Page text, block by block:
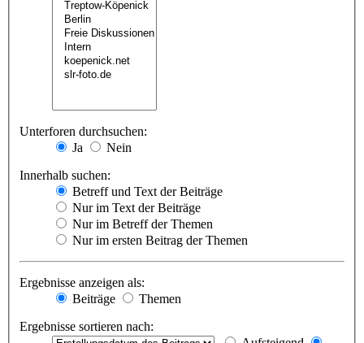
Unterforen durchsuchen:
Ja
Nein
Innerhalb suchen:
Betreff und Text der Beiträge
Nur im Text der Beiträge
Nur im Betreff der Themen
Nur im ersten Beitrag der Themen
Ergebnisse anzeigen als:
Beiträge
Themen
Ergebnisse sortieren nach: